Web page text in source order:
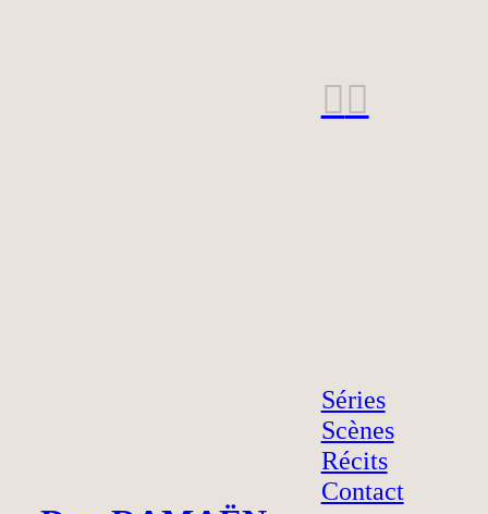
︎︎
Séries
Scènes
Récits
Contact